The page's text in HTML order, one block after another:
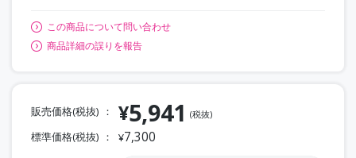
この商品について問い合わせ
商品詳細の誤りを報告
販売価格(税抜) ¥5,941 (税抜)
標準価格(税抜) ¥7,300